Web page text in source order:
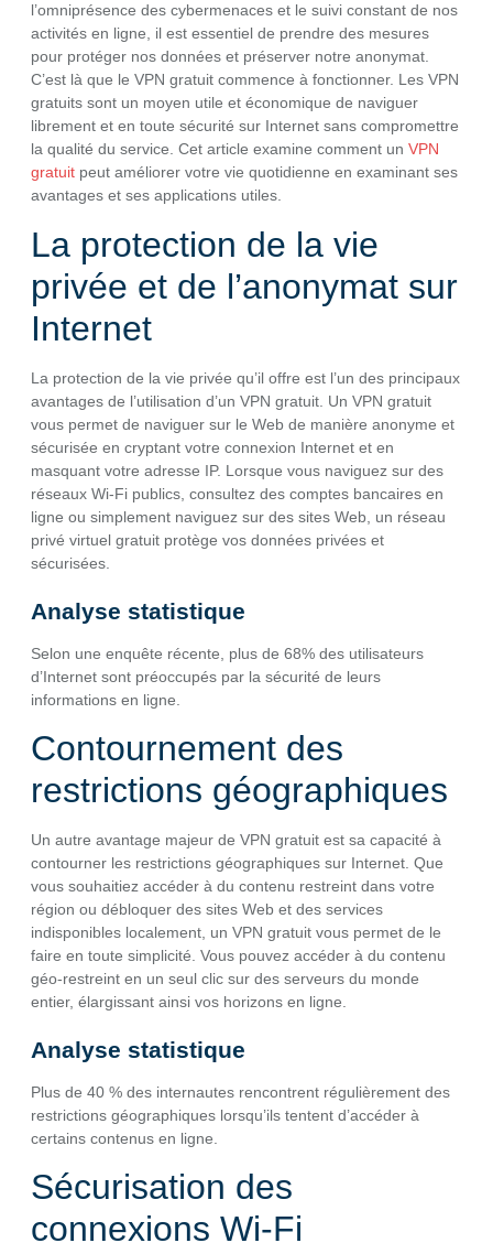
l’omniprésence des cybermenaces et le suivi constant de nos
activités en ligne, il est essentiel de prendre des mesures
pour protéger nos données et préserver notre anonymat.
C’est là que le VPN gratuit commence à fonctionner. Les VPN
gratuits sont un moyen utile et économique de naviguer
librement et en toute sécurité sur Internet sans compromettre
la qualité du service. Cet article examine comment un VPN
gratuit peut améliorer votre vie quotidienne en examinant ses
avantages et ses applications utiles.
La protection de la vie
privée et de l’anonymat sur
Internet
La protection de la vie privée qu’il offre est l’un des principaux
avantages de l’utilisation d’un VPN gratuit. Un VPN gratuit
vous permet de naviguer sur le Web de manière anonyme et
sécurisée en cryptant votre connexion Internet et en
masquant votre adresse IP. Lorsque vous naviguez sur des
réseaux Wi-Fi publics, consultez des comptes bancaires en
ligne ou simplement naviguez sur des sites Web, un réseau
privé virtuel gratuit protège vos données privées et
sécurisées.
Analyse statistique
Selon une enquête récente, plus de 68% des utilisateurs
d’Internet sont préoccupés par la sécurité de leurs
informations en ligne.
Contournement des
restrictions géographiques
Un autre avantage majeur de VPN gratuit est sa capacité à
contourner les restrictions géographiques sur Internet. Que
vous souhaitiez accéder à du contenu restreint dans votre
région ou débloquer des sites Web et des services
indisponibles localement, un VPN gratuit vous permet de le
faire en toute simplicité. Vous pouvez accéder à du contenu
géo-restreint en un seul clic sur des serveurs du monde
entier, élargissant ainsi vos horizons en ligne.
Analyse statistique
Plus de 40 % des internautes rencontrent régulièrement des
restrictions géographiques lorsqu’ils tentent d’accéder à
certains contenus en ligne.
Sécurisation des
connexions Wi-Fi